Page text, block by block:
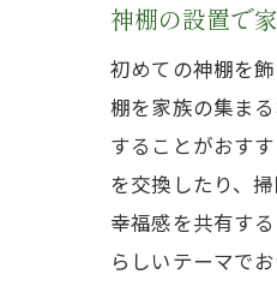
神棚の設置で
初めての神棚を
棚を家族の集ま
することがおす
を交換したり、
幸福感を共有す
らしいテーマで